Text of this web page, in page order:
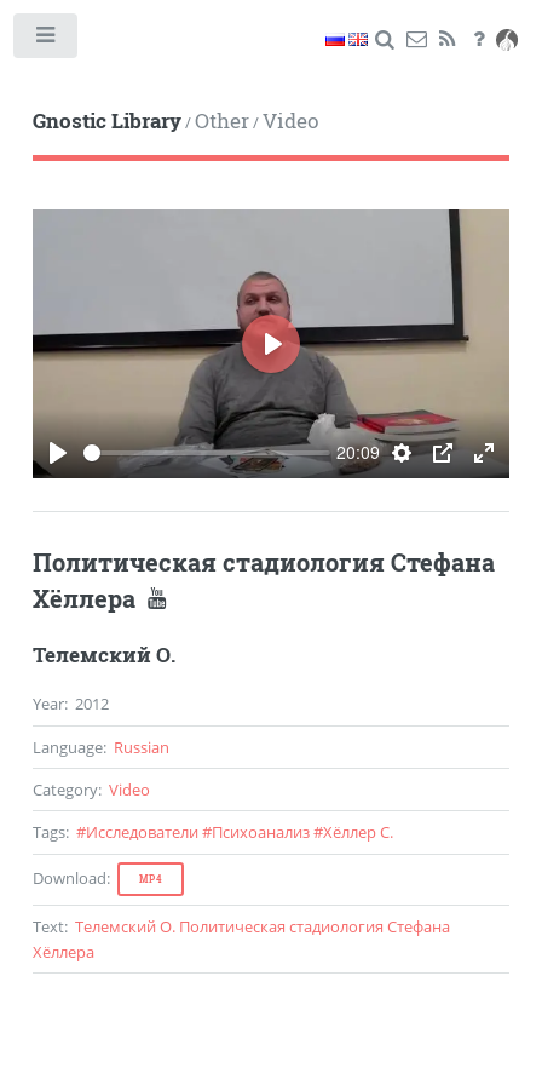
Gnostic Library/Other/Video
PLAY
20:09
SETTINGS
PIP
PLAY
Политическая стадиология Стефана
Хёллера
Телемский О.
Year: 2012
Language: Russian
Category: Video
Tags: #Исследователи #Психоанализ#Хёллер С.
Download: MP4
Text: Телемский О. Политическая стадиология Стефана
Хёллера